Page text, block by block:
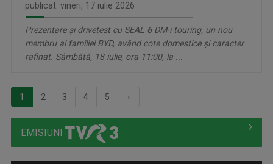
publicat: vineri, 17 iulie 2026
Prezentare şi drivetest cu SEAL 6 DM-i touring, un nou
membru al familiei BYD, având cote domestice şi caracter
rafinat. Sâmbătă, 18 iulie, ora 11:00, la ...
1 2 3 4 5 ›
EMISIUNI